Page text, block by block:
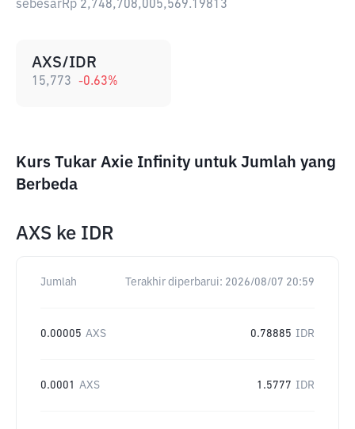
sebesarRp 2,748,708,005,569.19813
AXS/IDR
15,773 -0.63%
Kurs Tukar Axie Infinity untuk Jumlah yang
Berbeda
AXS ke IDR
Jumlah Terakhir diperbarui: 2026/08/07 20:59
0.00005 AXS 0.78885 IDR
0.0001 AXS 1.5777 IDR